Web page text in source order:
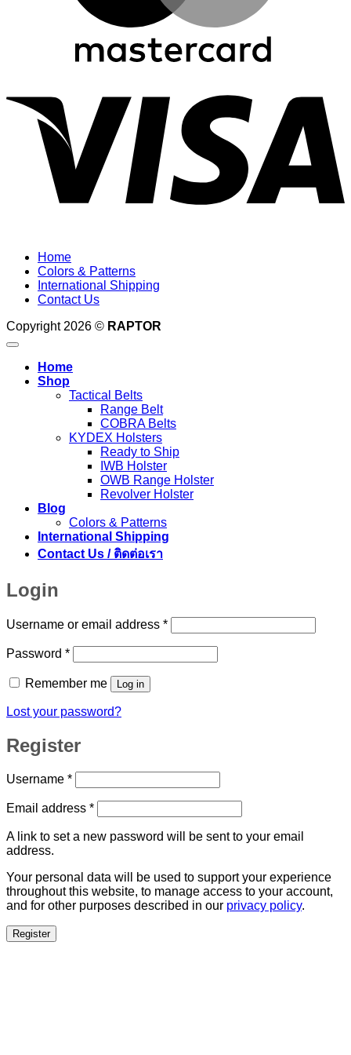
Home
Colors & Patterns
International Shipping
Contact Us
Copyright 2026 © RAPTOR
Home
Shop
Tactical Belts
Range Belt
COBRA Belts
KYDEX Holsters
Ready to Ship
IWB Holster
OWB Range Holster
Revolver Holster
Blog
Colors & Patterns
International Shipping
Contact Us / ติดต่อเรา
Login
Username or email address *Required
Password *Required
Remember me Log in
Lost your password?
Register
Username *Required
Email address *Required
A link to set a new password will be sent to your email
address.
Your personal data will be used to support your experience
throughout this website, to manage access to your account,
and for other purposes described in our privacy policy.
Register